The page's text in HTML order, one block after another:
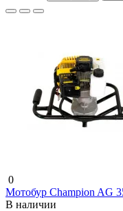
0
Мотобур Champion AG
В наличии